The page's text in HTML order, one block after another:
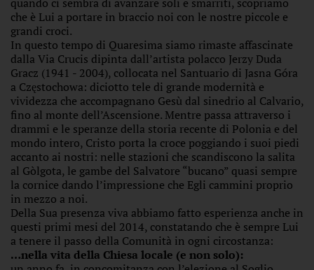
che è Lui a portare in braccio noi con le nostre piccole e
grandi croci.
In questo tempo di Quaresima siamo rimaste affascinate
dalla Via Crucis dipinta dall’artista polacco Jerzy Duda
Gracz (1941 - 2004), collocata nel Santuario di Jasna Góra
a Częstochowa: diciotto tele di grande modernità e
vividezza che accompagnano Gesù dal sinedrio al Calvario,
fino al monte dell’Ascensione. Mentre passa attraverso i
drammi e le speranze della storia recente di Polonia e del
mondo intero, Cristo porta la croce poggiando i suoi piedi
accanto ai nostri: nelle stazioni che scandiscono la salita
al Gòlgota, le gambe del Salvatore “bucano” quasi sempre
la cornice dando l’impressione che Egli cammini proprio
in mezzo a noi.
Della Sua presenza viva abbiamo fatto esperienza anche in
questi primi mesi del 2014, constatando che è sempre Lui
a tenere il passo della Comunità in ogni circostanza:
…nella vita della Chiesa locale (e non solo):